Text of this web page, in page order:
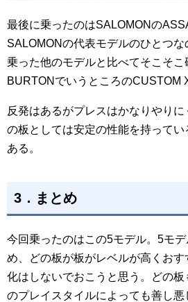
最後に乗ったのはSALOMONの
SALOMONの代表モデルのひとつな
乗った他のモデルと比べてそこそこ
BURTONでいうところのCUSTOM
反発はあるがプレスはかなりやり
の板としては安定の性能を持って
ある。
3．まとめ
今回乗ったのはこの5モデル。5モ
め、どの板が板がレベルが高くお
化はしないでおこうと思う。どの板
のプレイスタイルによっても善し悪